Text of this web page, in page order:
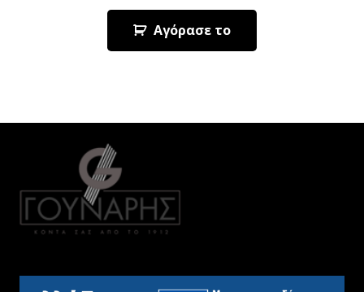
Αγόρασε το